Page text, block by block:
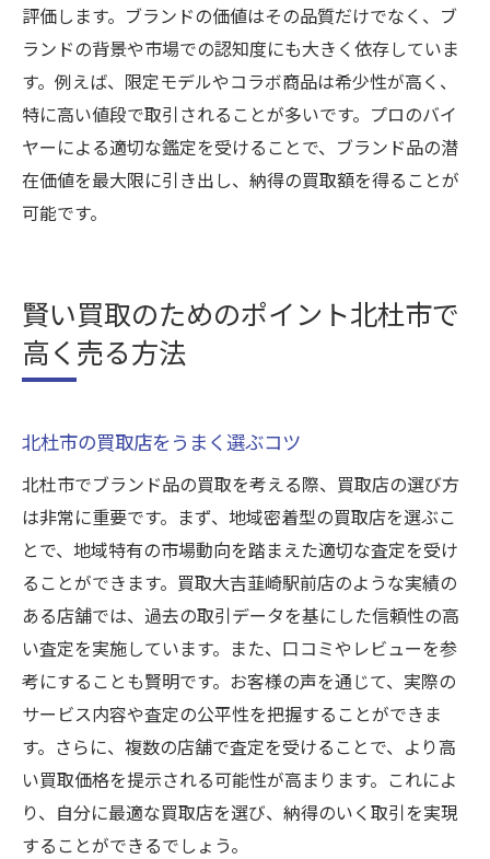
評価します。ブランドの価値はその品質だけでなく、ブ
ランドの背景や市場での認知度にも大きく依存していま
す。例えば、限定モデルやコラボ商品は希少性が高く、
特に高い値段で取引されることが多いです。プロのバイ
ヤーによる適切な鑑定を受けることで、ブランド品の潜
在価値を最大限に引き出し、納得の買取額を得ることが
可能です。
賢い買取のためのポイント北杜市で
高く売る方法
北杜市の買取店をうまく選ぶコツ
北杜市でブランド品の買取を考える際、買取店の選び方
は非常に重要です。まず、地域密着型の買取店を選ぶこ
とで、地域特有の市場動向を踏まえた適切な査定を受け
ることができます。買取大吉韮崎駅前店のような実績の
ある店舗では、過去の取引データを基にした信頼性の高
い査定を実施しています。また、口コミやレビューを参
考にすることも賢明です。お客様の声を通じて、実際の
サービス内容や査定の公平性を把握することができま
す。さらに、複数の店舗で査定を受けることで、より高
い買取価格を提示される可能性が高まります。これによ
り、自分に最適な買取店を選び、納得のいく取引を実現
することができるでしょう。